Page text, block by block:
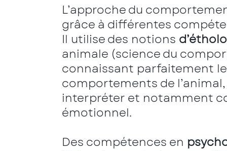
L’approche du
grâce à différentes
Il utilise des notions
animale (science du
connaissant parfaitement
comportements de
interpréter et notamment
émotionnel.
Des compétences en